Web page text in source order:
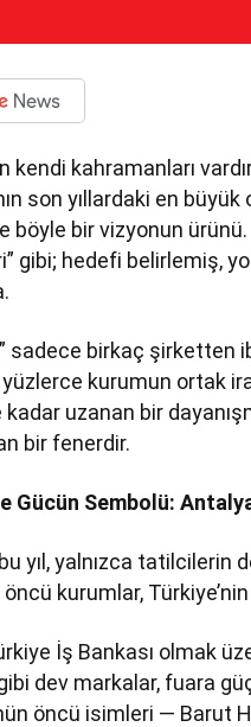
kendi kahramanları
son yıllardaki en
böyle bir vizyonun
gibi; hedefi belirlemiş,
sadece birkaç şirketten
kurumun ortak
uzanan bir
bir fenerdir.
Gücün Sembolü:
yıl, yalnızca tatilcilerin
öncü kurumlar,
İş Bankası olmak
dev markalar, fuara
öncü isimleri — Barut